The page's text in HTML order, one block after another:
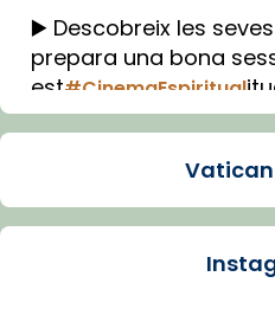
▶️ Descobreix les
prepara una bona
est#CinemaEspiritual
Imatge: Generada
Arquebisbat de